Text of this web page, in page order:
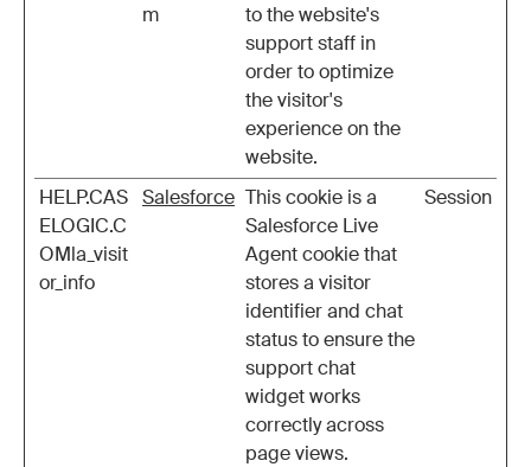
m
to the website's
support staff in
order to optimize
the visitor's
experience on the
website.
HELP.CAS
ELOGIC.C
OMla_visit
or_info
Salesforce This cookie is a
Salesforce Live
Agent cookie that
stores a visitor
identifier and chat
status to ensure the
support chat
widget works
correctly across
page views.
Session